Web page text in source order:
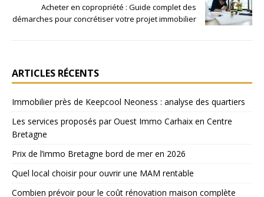
Acheter en copropriété : Guide complet des
démarches pour concrétiser votre projet immobilier
ARTICLES RÉCENTS
Immobilier près de Keepcool Neoness : analyse des quartiers
Les services proposés par Ouest Immo Carhaix en Centre
Bretagne
Prix de l’immo Bretagne bord de mer en 2026
Quel local choisir pour ouvrir une MAM rentable
Combien prévoir pour le coût rénovation maison complète